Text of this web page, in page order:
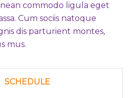
commodo ligula eget
Cum sociis natoque
dis parturient montes,
mus.
SCHEDULE